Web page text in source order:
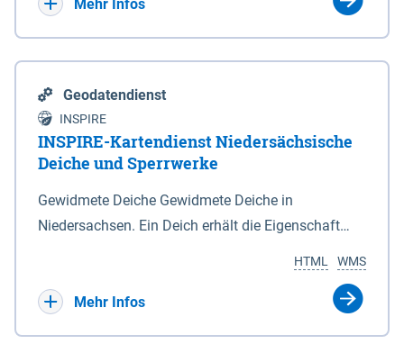
Mehr Infos
Geodatendienst
INSPIRE
INSPIRE-Kartendienst Niedersächsische
Deiche und Sperrwerke
Gewidmete Deiche Gewidmete Deiche in
Niedersachsen. Ein Deich erhält die Eigenschaft
Deichbehörde durch Verordnung ausspricht. Für
WMS
HTML
Mehr Infos